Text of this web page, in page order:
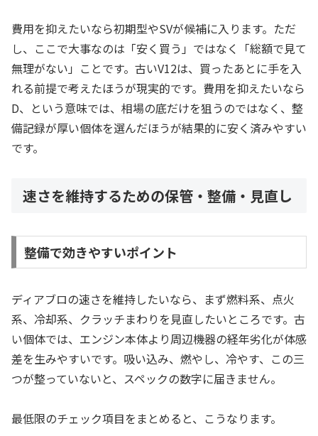
費用を抑えたいなら初期型やSVが候補に入ります。ただ
し、ここで大事なのは「安く買う」ではなく「総額で見て
無理がない」ことです。古いV12は、買ったあとに手を入
れる前提で考えたほうが現実的です。費用を抑えたいなら
D、という意味では、相場の底だけを狙うのではなく、整
備記録が厚い個体を選んだほうが結果的に安く済みやすい
です。
速さを維持するための保管・整備・見直し
整備で効きやすいポイント
ディアブロの速さを維持したいなら、まず燃料系、点火
系、冷却系、クラッチまわりを見直したいところです。古
い個体では、エンジン本体より周辺機器の経年劣化が体感
差を生みやすいです。吸い込み、燃やし、冷やす、この三
つが整っていないと、スペックの数字に届きません。
最低限のチェック項目をまとめると、こうなります。